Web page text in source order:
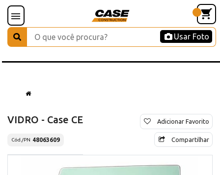
Usar Foto
VIDRO - Case CE
Cód./PN 48063609
Adicionar Favorito
Compartilhar